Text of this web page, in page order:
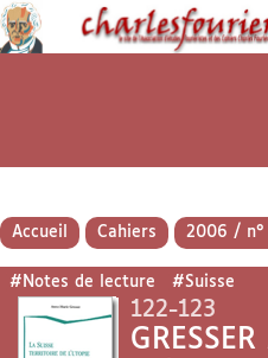
Accueil Cahiers 2006 / n°
#Notes de lecture #Suisse
122-123